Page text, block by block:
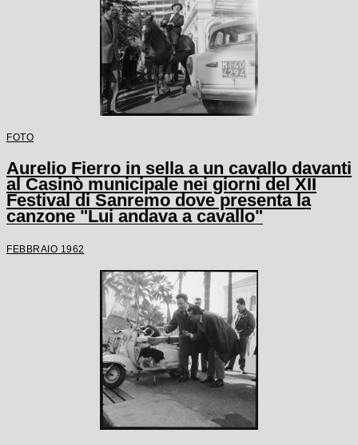
FOTO
Aurelio Fierro in sella a un cavallo davanti
al Casinò municipale nei giorni del XII
Festival di Sanremo dove presenta la
canzone "Lui andava a cavallo"
FEBBRAIO 1962